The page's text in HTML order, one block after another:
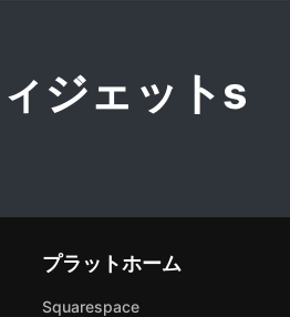
ジェットs
プラットホーム
Squarespace